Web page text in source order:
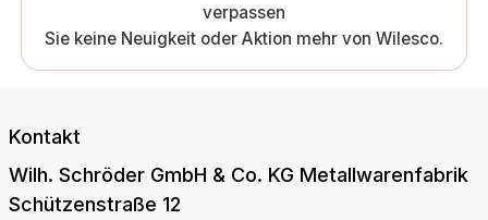
verpassen
Sie keine Neuigkeit oder Aktion mehr von Wilesco.
Kontakt
Wilh. Schröder GmbH & Co. KG Metallwarenfabrik
Schützenstraße 12